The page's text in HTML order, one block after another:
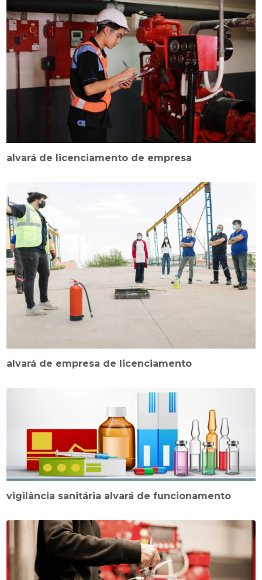
alvará de licenciamento de empresa
alvará de empresa de licenciamento
vigilância sanitária alvará de funcionamento